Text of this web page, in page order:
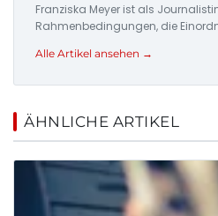
Franziska Meyer ist als
Rahmenbedingungen, die
Alle Artikel ansehen →
ÄHNLICHE ARTIKEL